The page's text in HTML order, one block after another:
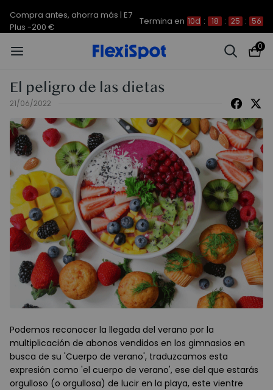
Compra antes, ahorra más | E7
Plus -200 €
Termina en 10d 18 25 56
0
El peligro de las dietas
21/06/2022
Podemos reconocer la llegada del verano por la
multiplicación de abonos vendidos en los gimnasios en
busca de su 'Cuerpo de verano', traduzcamos esta
expresión como 'el cuerpo de verano', ese del que estarás
orgulloso (o orgullosa) de lucir en la playa, este vientre